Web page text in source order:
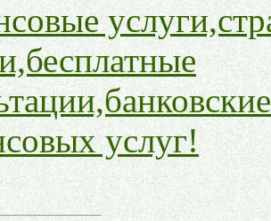
услуг!